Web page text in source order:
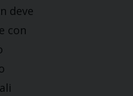
deve
con